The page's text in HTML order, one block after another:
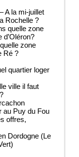
A la mi-juillet
Rochelle ?
quelle zone
d’Oléron?
zone
Ré ?
quartier loger
ville il faut
au Puy du Fou
offres,
Dordogne (Le